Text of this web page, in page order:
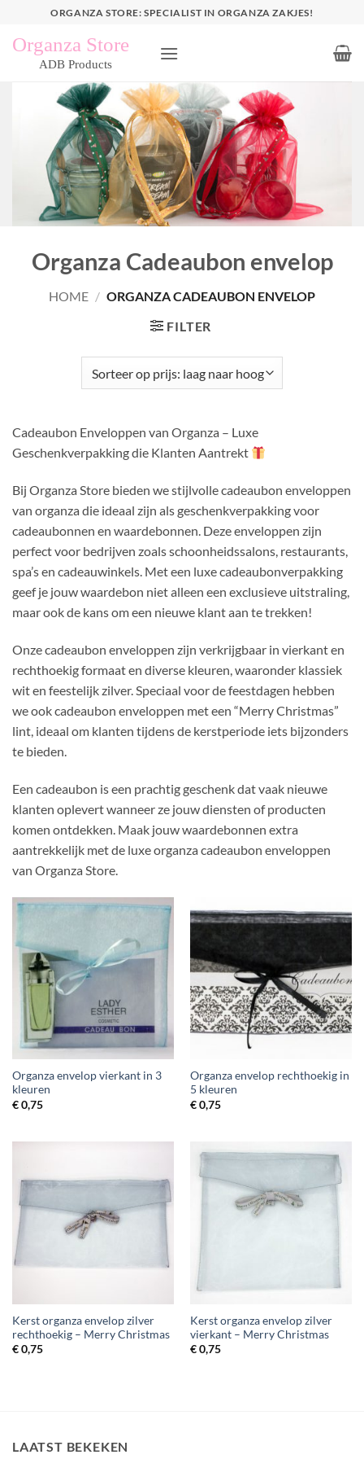
inhoud
ORGANZA STORE: SPECIALIST IN ORGANZA ZAKJES!
Organza Cadeaubon envelop
HOME / ORGANZA CADEAUBON ENVELOP
FILTER
Cadeaubon Enveloppen van Organza – Luxe
Geschenkverpakking die Klanten Aantrekt
Bij Organza Store bieden we stijlvolle cadeaubon enveloppen
van organza die ideaal zijn als geschenkverpakking voor
cadeaubonnen en waardebonnen. Deze enveloppen zijn
perfect voor bedrijven zoals schoonheidssalons, restaurants,
spa’s en cadeauwinkels. Met een luxe cadeaubonverpakking
geef je jouw waardebon niet alleen een exclusieve uitstraling,
maar ook de kans om een nieuwe klant aan te trekken!
Onze cadeaubon enveloppen zijn verkrijgbaar in vierkant en
rechthoekig formaat en diverse kleuren, waaronder klassiek
wit en feestelijk zilver. Speciaal voor de feestdagen hebben
we ook cadeaubon enveloppen met een “Merry Christmas”
lint, ideaal om klanten tijdens de kerstperiode iets bijzonders
te bieden.
Een cadeaubon is een prachtig geschenk dat vaak nieuwe
klanten oplevert wanneer ze jouw diensten of producten
komen ontdekken. Maak jouw waardebonnen extra
aantrekkelijk met de luxe organza cadeaubon enveloppen
van Organza Store.
Organza envelop vierkant in 3
kleuren
€0,75
Organza envelop rechthoekig in
5 kleuren
€0,75
Kerst organza envelop zilver
rechthoekig – Merry Christmas
€0,75
Kerst organza envelop zilver
vierkant – Merry Christmas
€0,75
LAATST BEKEKEN